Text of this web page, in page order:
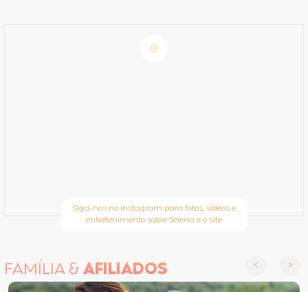
Siga-nos no Instagram para fotos, vídeos e
entretenimento sobre Selena e o site
FAMÍLIA &AFILIADOS